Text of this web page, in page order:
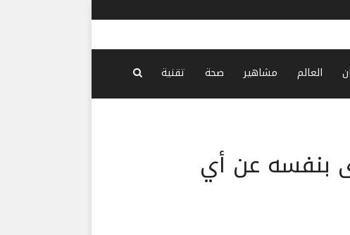
العالم مشاهير صحة تقنية
بنفسه عن أي